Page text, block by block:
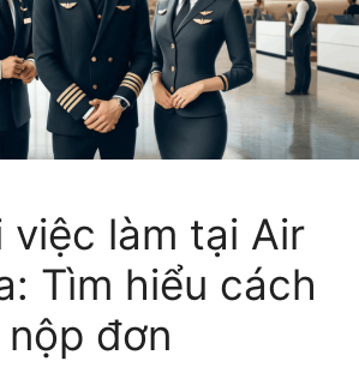
việc làm tại Air
Tìm hiểu cách
nộp đơn